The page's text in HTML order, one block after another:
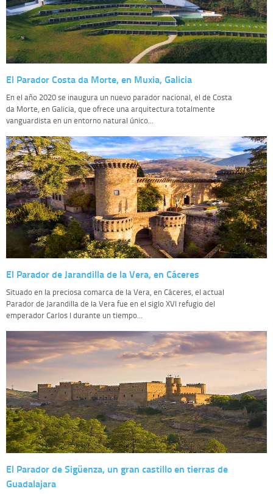
El Parador Costa da Morte, en Muxia, Galicia
En el año 2020 se inaugura un nuevo parador nacional, el de Costa
da Morte, en Galicia, que ofrece una arquitectura totalmente
vanguardista en un entorno natural único...
El Parador de Jarandilla de la Vera, en Cáceres
Situado en la preciosa comarca de la Vera, en Cáceres, el actual
Parador de Jarandilla de la Vera fue en el siglo XVI refugio del
emperador Carlos I durante un tiempo...
El Parador de Sigüenza, un gran castillo en tierras de
Guadalajara